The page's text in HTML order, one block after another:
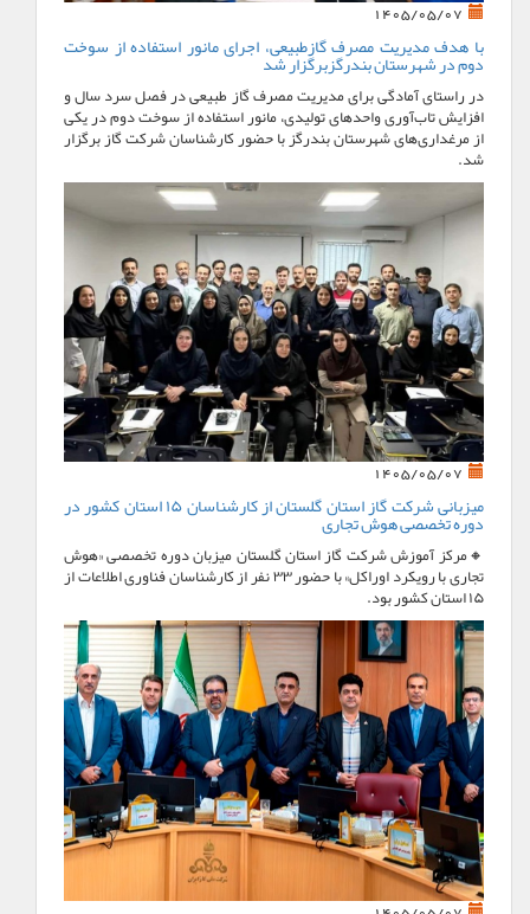
با هدف مدیریت مصرف گازطبیعی، اجرای مانور استفاده از سوخت
دوم در شهرستان بندرگزبرگزار شد
در راستای آمادگی برای مدیریت مصرف گاز طبیعی در فصل سرد سال و
افزایش تاب‌آوری واحدهای تولیدی، مانور استفاده از سوخت دوم در یکی
از مرغداری‌های شهرستان بندرگز با حضور کارشناسان شرکت گاز برگزار
شد.
میزبانی شرکت گاز استان گلستان از کارشناسان ۱۵ استان کشور در
دوره تخصصی هوش تجاری
🔸مرکز آموزش شرکت گاز استان گلستان میزبان دوره تخصصی «هوش
تجاری با رویکرد اوراکل» با حضور ۳۳ نفر از کارشناسان فناوری اطلاعات از
۱۵ استان کشور بود.